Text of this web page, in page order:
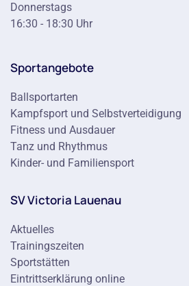
Donnerstags
16:30 - 18:30 Uhr
Sportangebote
Ballsportarten
Kampfsport und Selbstverteidigung
Fitness und Ausdauer
Tanz und Rhythmus
Kinder- und Familiensport
SV Victoria Lauenau
Aktuelles
Trainingszeiten
Sportstätten
Eintrittserklärung online